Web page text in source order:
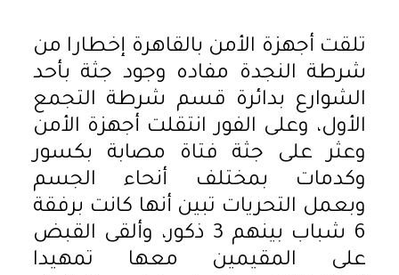
تلقت أجهزة الأمن بالقاهرة إخطارا من
شرطة النجدة مفاده وجود جثة بأحد
الشوارع بدائرة قسم شرطة التجمع
الأول، وعلى الفور انتقلت أجهزة الأمن
وعثر على جثة فتاة مصابة بكسور
وكدمات بمختلف أنحاء الجسم
وبعمل التحريات تبين أنها كانت برفقة
6 شباب بينهم 3 ذكور، وألقى القبض
على المقيمين معها تمهيدا